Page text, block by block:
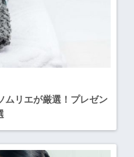
ムリエが厳選！プレゼン